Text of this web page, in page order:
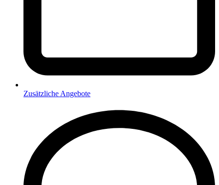
Zusätzliche Angebote